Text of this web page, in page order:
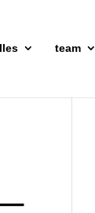
team